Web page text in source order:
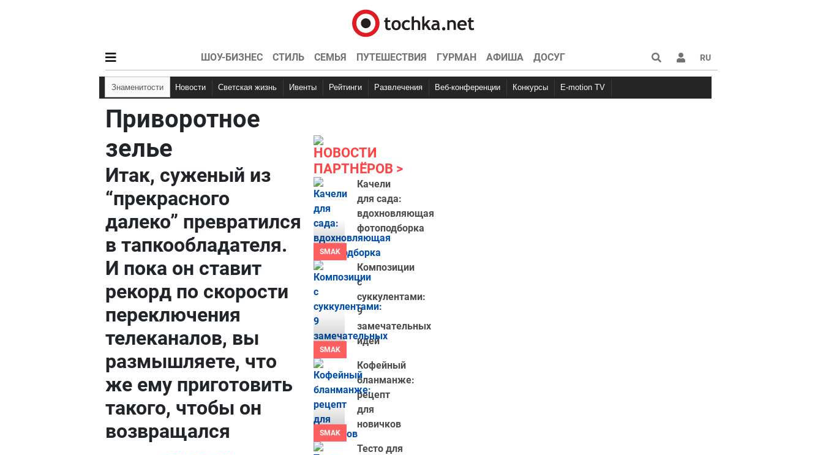
ШОУ-БИЗНЕС СТИЛЬ СЕМЬЯ ПУТЕШЕСТВИЯ ГУРМАН АФИША ДОСУГ RU
Знаменитости Новости Светская жизнь Ивенты Рейтинги Развлечения Веб-конференции Конкурсы E-motion TV
Приворотное
зелье
Итак, суженый из
“прекрасного
далеко” превратился
в тапкообладателя.
И пока он ставит
рекорд по скорости
переключения
телеканалов, вы
размышляете, что
же ему приготовить
такого, чтобы он
возвращался
НОВОСТИ
ПАРТНЁРОВ
SMAK
Качели
для сада:
вдохновляющая
фотоподборка
SMAK
Композиции
с
суккулентами:
9
замечательных
идей
SMAK
Кофейный
бланманже:
рецепт
для
новичков
Тесто для